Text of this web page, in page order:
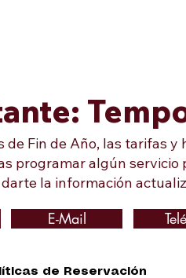
Fin de Año, las tarifas y
programar algún
la información
E-Mail
de Reservación